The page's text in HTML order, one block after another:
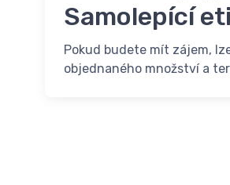
Samolepící
Pokud budete mít zájem,
objednaného množství a